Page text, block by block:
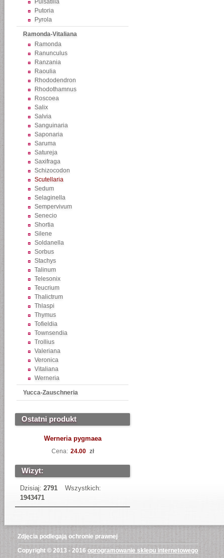
Pulsatilla
Putoria
Pyrola
Ramonda-Vitaliana
Ramonda
Ranunculus
Ranzania
Raoulia
Rhododendron
Rhodothamnus
Roscoea
Salix
Salvia
Sanguinaria
Saponaria
Saruma
Satureja
Saxifraga
Schizocodon
Scutellaria
Sedum
Selaginella
Sempervivum
Senecio
Shortia
Silene
Soldanella
Sorbus
Stachys
Talinum
Telesonix
Teucrium
Thalictrum
Thlaspi
Thymus
Tofieldia
Townsendia
Trollius
Valeriana
Veronica
Vitaliana
Werneria
Yucca-Zauschneria
Ostatni produkt
Werneria pygmaea
Cena: 24.00 zł
Wizyt:
Dzisiaj: 2791
Wszystkich:
1943471
Zdjęcia podlegają ochronie prawnej
Copyright © 2013 - 2016 oprogramowanie sklepu internetowego